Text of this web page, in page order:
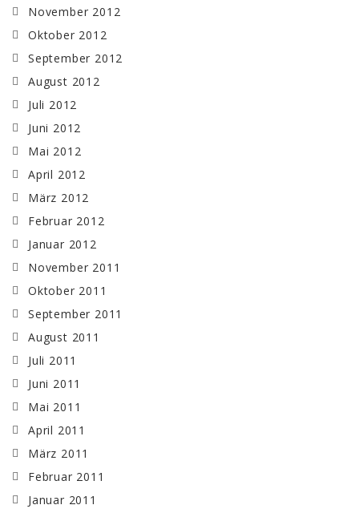
November 2012
Oktober 2012
September 2012
August 2012
Juli 2012
Juni 2012
Mai 2012
April 2012
März 2012
Februar 2012
Januar 2012
November 2011
Oktober 2011
September 2011
August 2011
Juli 2011
Juni 2011
Mai 2011
April 2011
März 2011
Februar 2011
Januar 2011